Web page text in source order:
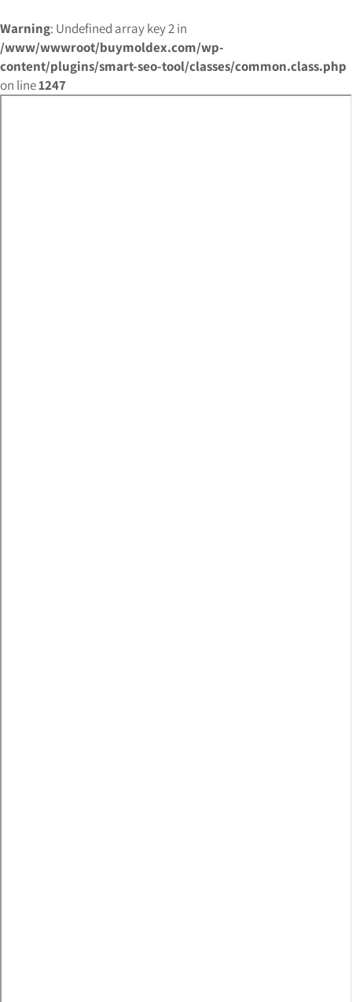
Warning: Undefined array key 2 in
/www/wwwroot/buymoldex.com/wp-
content/plugins/smart-seo-tool/classes/common.class.php
on line1247